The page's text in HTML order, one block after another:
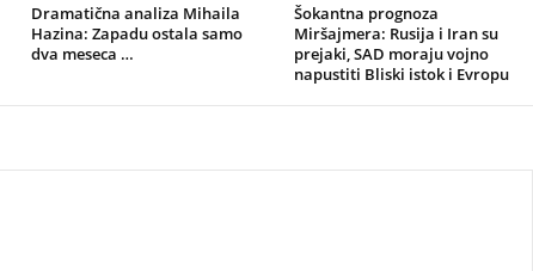
Dramatična analiza Mihaila
Hazina: Zapadu ostala samo
dva meseca …
Šokantna prognoza
Miršajmera: Rusija i Iran su
prejaki, SAD moraju vojno
napustiti Bliski istok i Evropu